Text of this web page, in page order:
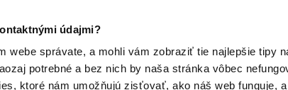
údajmi?
webe správate, a mohli vám zobraziť tie najlepšie tipy
potrebné a bez nich by naša stránka vôbec
ktoré nám umožňujú zisťovať, ako náš web funguje,